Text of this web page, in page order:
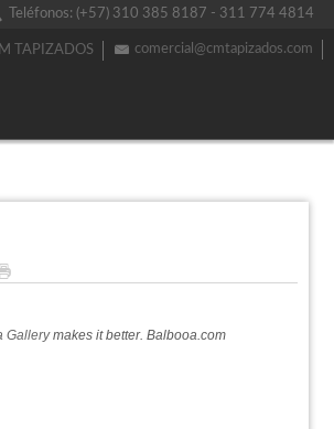
Teléfonos: (+57) 310 385 8187 - 311 774 4814
comercial@cmtapizados.com
TAPIZADOS
Gallerymakes it better. Balbooa.com